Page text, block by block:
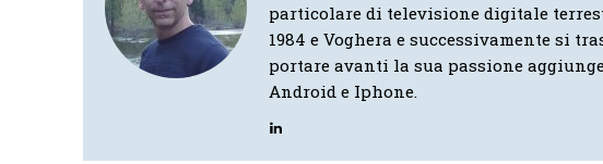
particolare di televisione digitale
1984 e Voghera e successivamente si
portare avanti la sua passione
Android e Iphone.